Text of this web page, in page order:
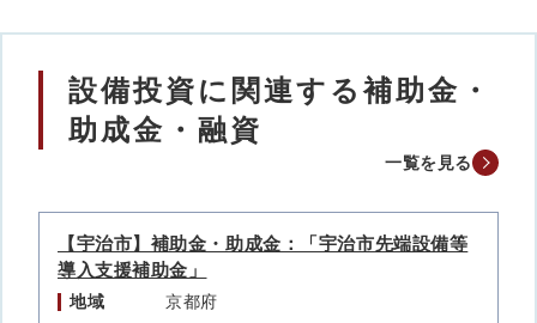
設備投資に関連する補助金・
助成金・融資
一覧を見る
【宇治市】補助金・助成金：「宇治市先端設備等
導入支援補助金」
地域
京都府